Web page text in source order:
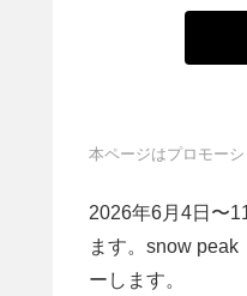
本ページはプロモー
2026年6月4日〜
ます。snow peak
ーします。